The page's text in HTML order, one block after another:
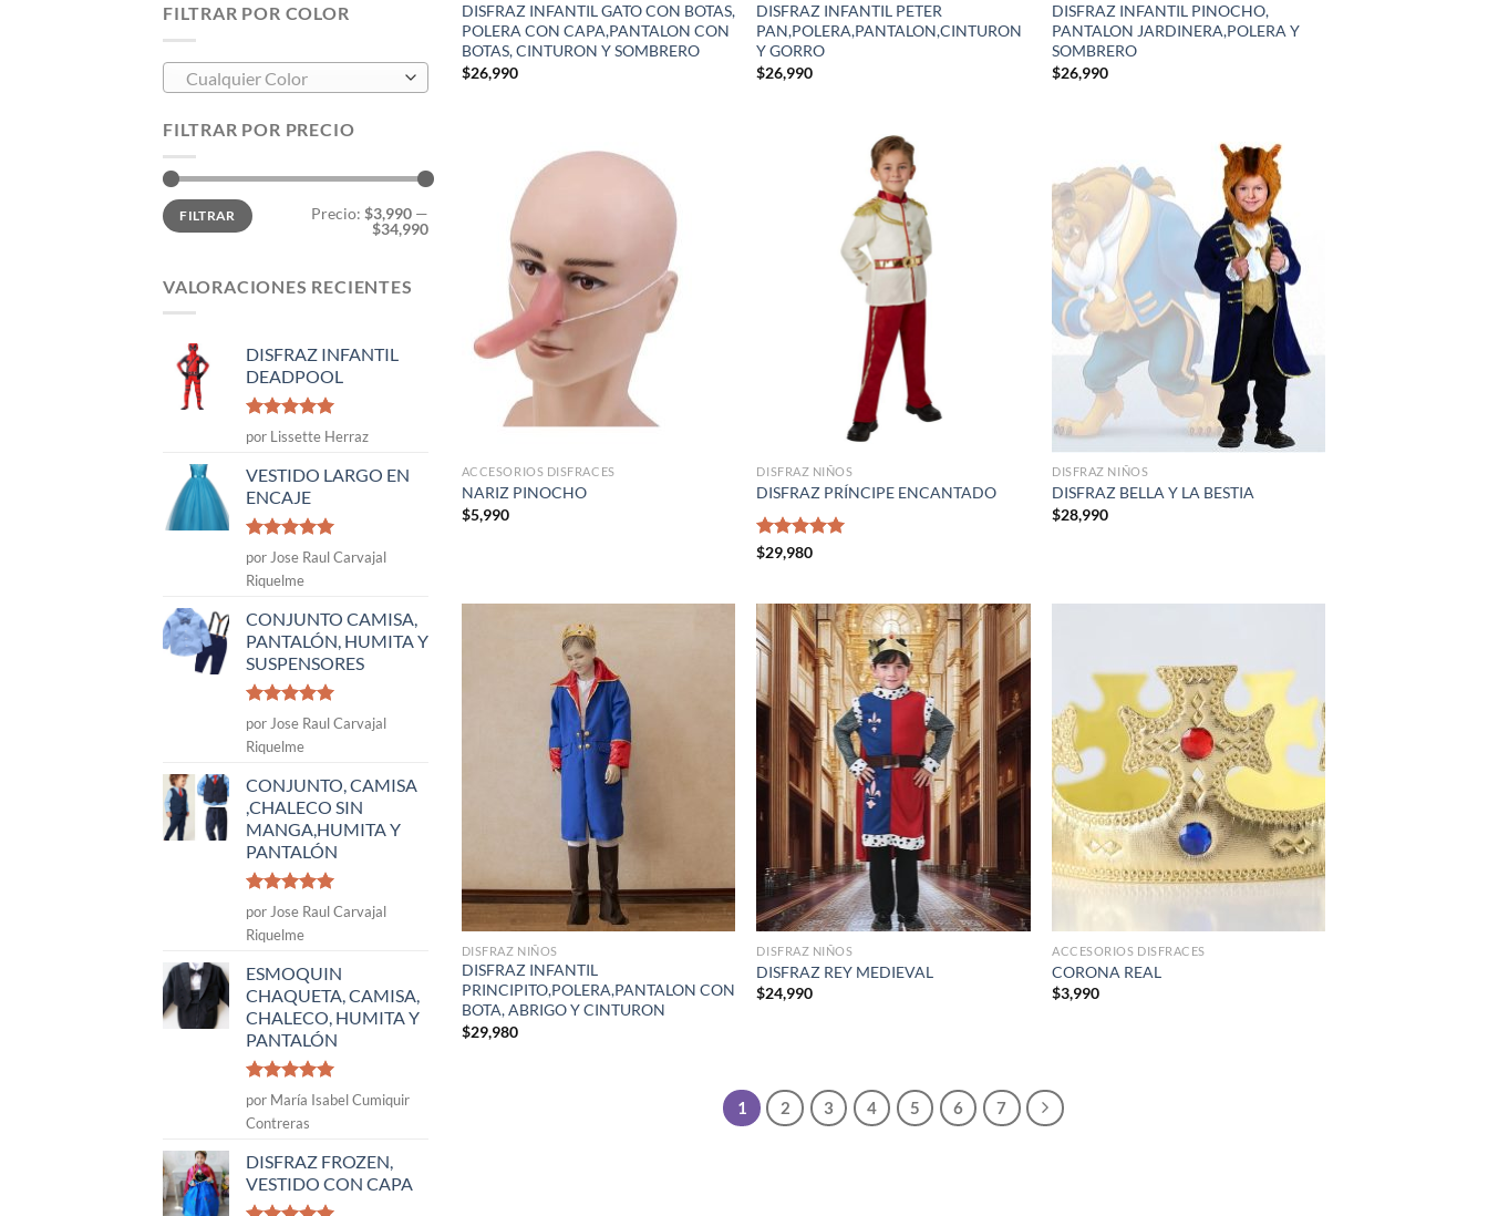
FILTRAR POR COLOR
Cualquier Color
FILTRAR POR PRECIO
Precio
mínimo
Precio
máximo
FILTRAR Precio: $3,990 —
$34,990
VALORACIONES RECIENTES
DISFRAZ INFANTIL
DEADPOOL
Valorado
con
por Lissette Herraz
VESTIDO LARGO EN
ENCAJE
Valorado
con
5
por Jose Raul Carvajal
Riquelme
CONJUNTO CAMISA,
PANTALÓN, HUMITA Y
SUSPENSORES
Valorado
con
5
por Jose Raul Carvajal
Riquelme
CONJUNTO, CAMISA
,CHALECO SIN
MANGA,HUMITA Y
PANTALÓN
Valorado
con
5
por Jose Raul Carvajal
Riquelme
ESMOQUIN
CHAQUETA, CAMISA,
CHALECO, HUMITA Y
PANTALÓN
Valorado
con
por María Isabel Cumiquir
Contreras
DISFRAZ FROZEN,
VESTIDO CON CAPA
DISFRAZ INFANTIL GATO CON BOTAS,
POLERA CON CAPA,PANTALON CON
BOTAS, CINTURON Y SOMBRERO
$26,990
DISFRAZ INFANTIL PETER
PAN,POLERA,PANTALON,CINTURON
Y GORRO
$26,990
DISFRAZ INFANTIL PINOCHO,
PANTALON JARDINERA,POLERA Y
SOMBRERO
$26,990
ACCESORIOS DISFRACES
NARIZ PINOCHO
$5,990
DISFRAZ NIÑOS
DISFRAZ PRÍNCIPE ENCANTADO
Valorado
$29,980
DISFRAZ NIÑOS
DISFRAZ BELLA Y LA BESTIA
$28,990
DISFRAZ NIÑOS
DISFRAZ INFANTIL
PRINCIPITO,POLERA,PANTALON CON
BOTA, ABRIGO Y CINTURON
$29,980
DISFRAZ NIÑOS
DISFRAZ REY MEDIEVAL
$24,990
ACCESORIOS DISFRACES
CORONA REAL
$3,990
1 2 3 4 5 6 7